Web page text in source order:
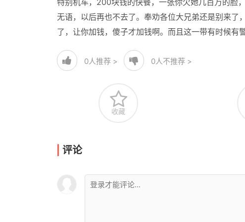
特别机车，200块钱的快餐，一张你欠她几百万的脸
无语，以后再也不去了。奉劝各位大兄弟还是别来了
了，让你加钱，傻子才加钱啊。而且这一带有时候有
0人推荐 > 0人不推荐 >
收藏
评论